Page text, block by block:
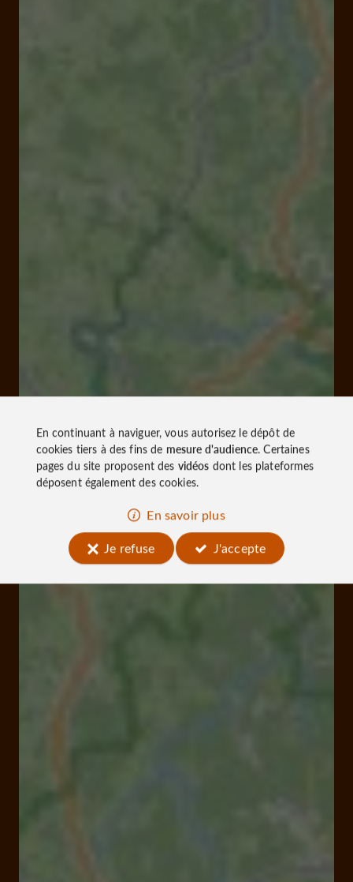
En continuant à naviguer, vous autorisez le dépôt de
cookies tiers à des fins de mesure d'audience. Certaines
pages du site proposent des vidéos dont les plateformes
déposent également des cookies.
En savoir plus
Je refuse
J'accepte